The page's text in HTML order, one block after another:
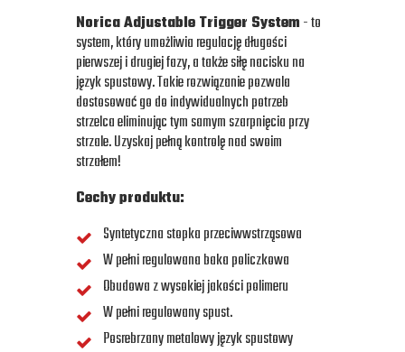
Norica Adjustable Trigger System- to
system, który umożliwia regulację długości
pierwszej i drugiej fazy, a także siłę nacisku na
język spustowy. Takie rozwiązanie pozwala
dostosować go do indywidualnych potrzeb
strzelca eliminując tym samym szarpnięcia przy
strzale. Uzyskaj pełną kontrolę nad swoim
strzałem!
Cechy produktu:
Syntetyczna stopka przeciwwstrząsowa
W pełni regulowana baka policzkowa
Obudowa z wysokiej jakości polimeru
W pełni regulowany spust.
Posrebrzany metalowy język spustowy